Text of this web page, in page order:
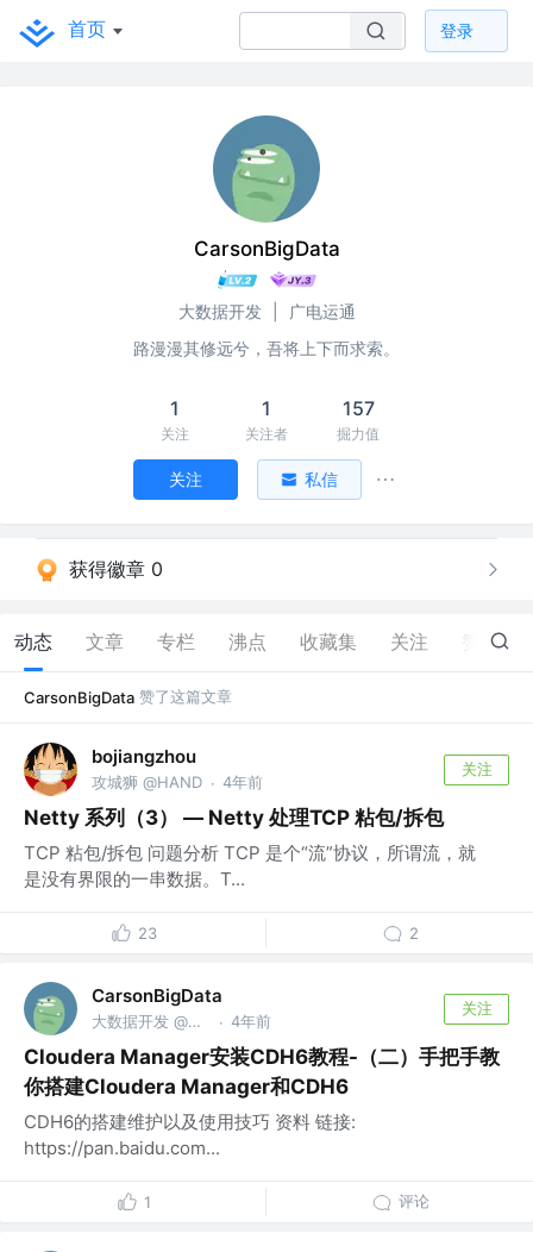
首页 登录
CarsonBigData
大数据开发
广电运通
路漫漫其修远兮，吾将上下而求索。
1
关注
1
关注者
157
掘力值
关注 私信
获得徽章 0
动态 文章 专栏 沸点 收藏集 关注 1
CarsonBigData 赞了这篇文章
bojiangzhou
攻城狮 @HAND · 4年前
关注
Netty 系列（3） — Netty 处理TCP 粘包/拆包
TCP 粘包/拆包 问题分析 TCP 是个“流”协议，所谓流，就
是没有界限的一串数据。T...
23 2
CarsonBigData
大数据开发 @广电运通 · 4年前
关注
Cloudera Manager安装CDH6教程-（二）手把手教
你搭建Cloudera Manager和CDH6
CDH6的搭建维护以及使用技巧 资料 链接:
https://pan.baidu.com...
1 评论